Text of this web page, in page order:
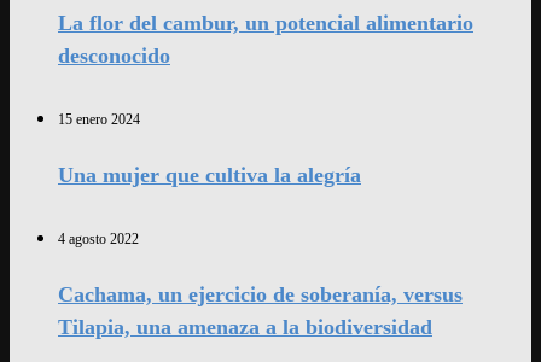
La flor del cambur, un potencial alimentario
desconocido
15 enero 2024
Una mujer que cultiva la alegría
4 agosto 2022
Cachama, un ejercicio de soberanía, versus
Tilapia, una amenaza a la biodiversidad